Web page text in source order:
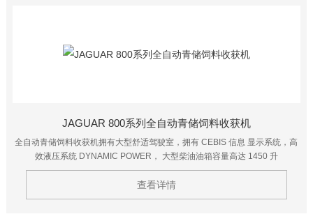
JAGUAR 800系列全自动青储饲料收获机
全自动青储饲料收获机拥有大型舒适驾驶室，拥有 CEBIS 信息 显示系统，高
效液压系统 DYNAMIC POWER， 大型柴油油箱容量高达 1450 升
查看详情